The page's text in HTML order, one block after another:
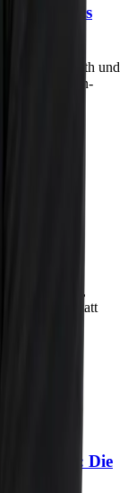
Was
aus Fürth und
Webdesign-
UX, SEO,
statt
Nürnberg: Die